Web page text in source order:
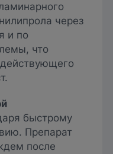
через
и по
что
быстрому
Препарат
после